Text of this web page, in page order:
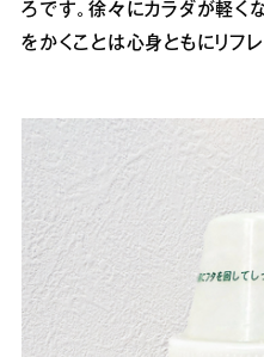
ろです。徐々にカラダが軽く
をかくことは心身ともにリフレ